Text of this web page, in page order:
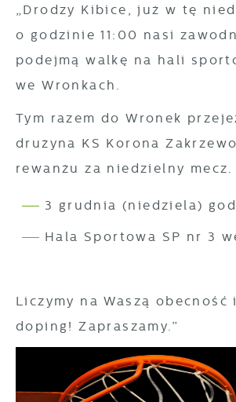
„Drodzy Kibice, już w tę
o godzinie 11:00 nasi
podejmą walkę na hali
we Wronkach.
Tym razem do Wronek
drużyna KS Korona
rewanżu za niedzielny mecz.
3 grudnia (niedziela)
Hala Sportowa SP nr 3
Liczymy na Waszą obecność
doping! Zapraszamy.”
Cookies analityczne pozwalają
informacji w zakresie
jaką odwiedzane są nasze
pozwalają nam na ocenę
internetowych pod względem
wśród użytkowników.
Wyrażenie zgody na
gwarantuje dostępność
Więcej
Reklamowe
prezentujemy Ci najciekawsze
aktualności na stronach
Promocyjne pliki cookies służą
podstawie analizy Twoich
Twoich zwyczajów dotyczących
lub firm będących naszymi
treści w postaci wiadomości,
komunikatów mediów
Więcej